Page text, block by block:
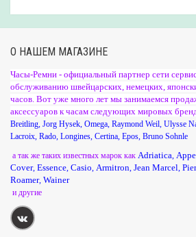
О НАШЕМ МАГАЗИНЕ
Часы-Ремни - официальный партнер сети
обслуживанию швейцарских, немецких,
часов. Вот уже много лет мы занимаемся
аксессуаров к часам следующих мировых
Breitling Jorg Hysek Omega Raymond Weil Ulysse
Lacroix Rado Longines Certina Epos Bruno Sohnle
а так же таких известных марок как Adriatica
Cover, Essence Casio Armitron Jean Marcel
Roamer, Wainer
и другие